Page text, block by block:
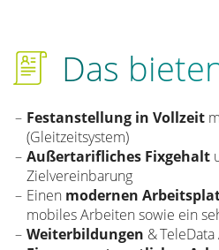
Das
Festanstellung in Vollzeit
(Gleitzeitsystem)
Außertarifliches Fixgehalt
Zielvereinbarung
Einen modernen
mobiles Arbeiten sowie ein
Weiterbildungen & TeleData